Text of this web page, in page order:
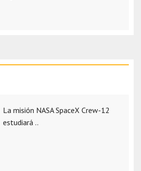
La misión NASA SpaceX Crew-12
estudiará ..